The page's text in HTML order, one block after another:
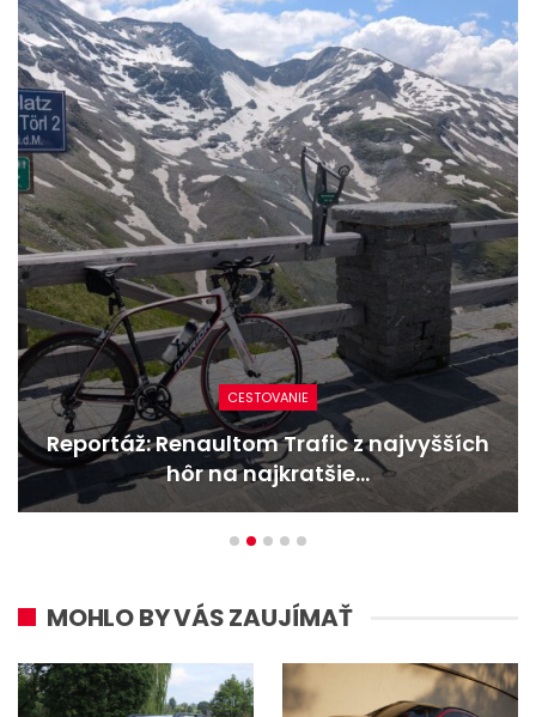
NOVINKY
Nový Mercedes-Benz GLA mieša gény
bestselleru s elektrinou
MOHLO BY VÁS ZAUJÍMAŤ